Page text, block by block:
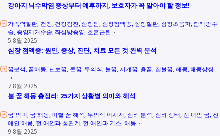
강아지 뇌수막염 증상부터 예후까지, 보호자가 꼭 알아야 할 정보!
가족력질환 건강 건강검진 심장암 심장점액종 심장질환 심장초음파 점액종수
술 종양제거수술 좌심방종양 호흡곤란
5 8월 2025
심장 점액종: 원인, 증상, 진단, 치료 모든 것 완벽 분석
꿈분석 꿈해몽 난로꿈 돈꿈 무의식 불꿈 시계꿈 용꿈 집불꿈 해몽 해몽상징
7 8월 2025
불 꿈 해몽 총정리: 25가지 상황별 의미와 해석
꿈 의미 꿈 해몽 띠별 꿈 해석 무의식 메시지 심리 분석 심리 상태 전 애인 꿈 전
애인 해몽 전 애인과 성관계 전 애인과 키스 해몽
9 8월 2025